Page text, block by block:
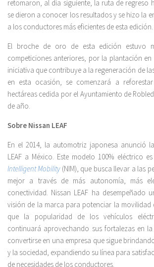
retomaron, al día siguiente, la ruta de regreso
se dieron a conocer los resultados y se hizo la
a los conductores más eficientes de esta edición.
El broche de oro de esta edición estuvo
competiciones anteriores, por la plantación en
iniciativa que contribuye a la regeneración de
en esta ocasión, se comenzará a
hectáreas cedida por el Ayuntamiento de
de año.
Sobre Nissan LEAF
En el 2014, la automotriz japonesa anunció
LEAF a México. Este modelo 100% eléctrico
Intelligent Mobility(NIM), que busca llevar a las
mejor a través de más autonomía, más
conectividad. Nissan LEAF ha desempeñado
visión de la marca para potenciar la movilidad
que la popularidad de los vehículos
continuará aprovechando sus fortalezas en
convertirse en una empresa que sigue
y la sociedad, expandiendo su línea para
de necesidades de los conductores.